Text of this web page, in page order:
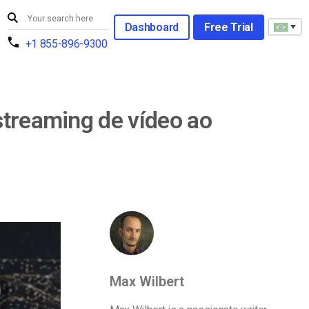
+1 855-896-9300
Dashboard Free Trial
de vídeo ao
Max Wilbert